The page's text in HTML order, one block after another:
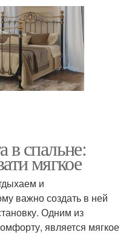
в спальне:
мягкое
и
важно создать в ней
Одним из
является мягкое